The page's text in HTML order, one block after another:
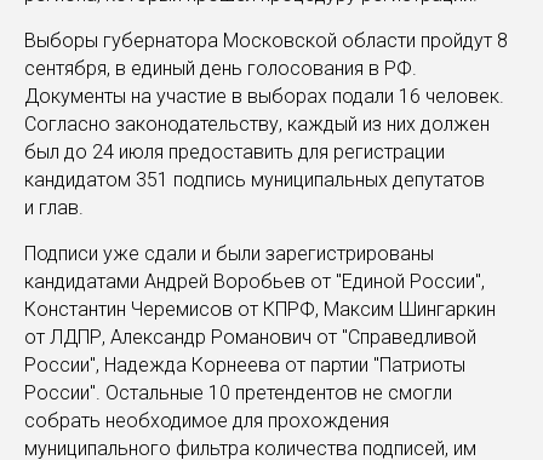
Выборы губернатора Московской области пройдут 8
сентября, в единый день голосования в РФ.
Документы на участие в выборах подали 16 человек.
Согласно законодательству, каждый из них должен
был до 24 июля предоставить для регистрации
кандидатом 351 подпись муниципальных депутатов
и глав.
Подписи уже сдали и были зарегистрированы
кандидатами Андрей Воробьев от "Единой России",
Константин Черемисов от КПРФ, Максим Шингаркин
от ЛДПР, Александр Романович от "Справедливой
России", Надежда Корнеева от партии "Патриоты
России". Остальные 10 претендентов не смогли
собрать необходимое для прохождения
муниципального фильтра количества подписей, им